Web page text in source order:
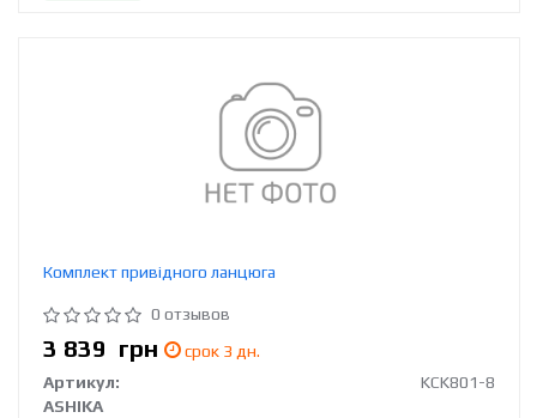
Комплект привідного ланцюга
0 отзывов
3 839 грн
срок 3 дн.
Артикул:
KCK801-8
ASHIKA